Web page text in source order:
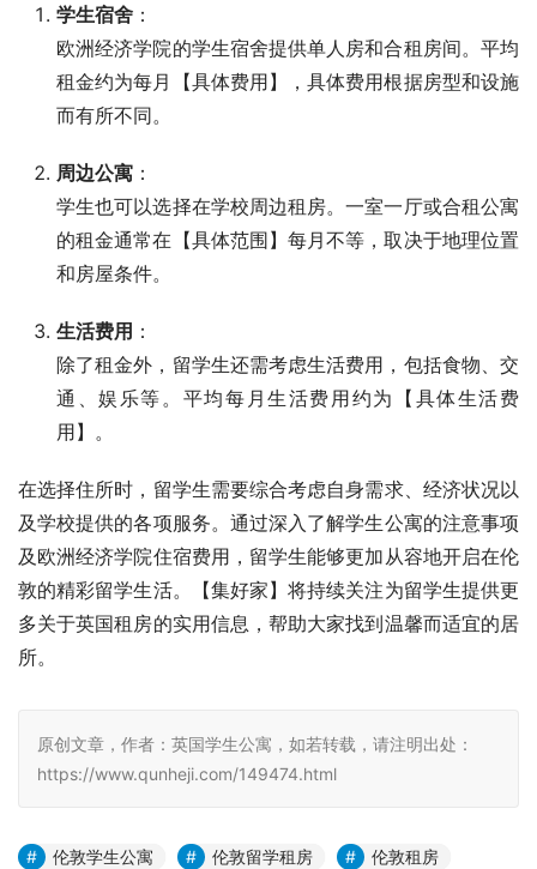
学生宿舍 ：
欧洲经济学院的学生宿舍提供单人房和合租房间。平均
租金约为每月【具体费用】，具体费用根据房型和设施
而有所不同。
周边公寓 ：
学生也可以选择在学校周边租房。一室一厅或合租公寓
的租金通常在【具体范围】每月不等，取决于地理位置
和房屋条件。
生活费用 ：
除了租金外，留学生还需考虑生活费用，包括食物、交
通、娱乐等。平均每月生活费用约为【具体生活费
用】。
在选择住所时，留学生需要综合考虑自身需求、经济状况以
及学校提供的各项服务。通过深入了解学生公寓的注意事项
及欧洲经济学院住宿费用，留学生能够更加从容地开启在伦
敦的精彩留学生活。【集好家】将持续关注为留学生提供更
多关于英国租房的实用信息，帮助大家找到温馨而适宜的居
所。
原创文章，作者：英国学生公寓，如若转载，请注明出处：
https://www.qunheji.com/149474.html
伦敦学生公寓 伦敦留学租房 伦敦租房